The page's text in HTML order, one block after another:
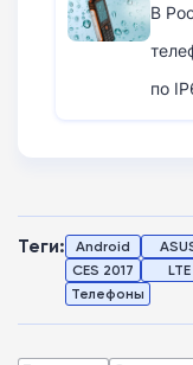
В
по
Теги: Android
CES 2017
LTE
Телефоны